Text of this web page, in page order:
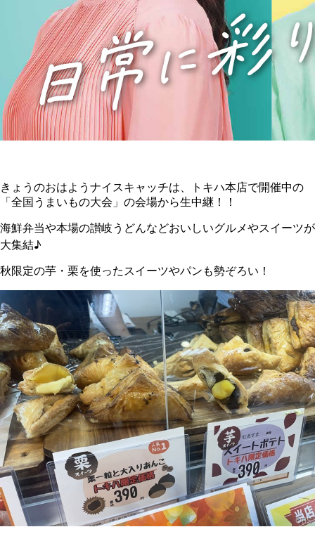
きょうのおはようナイスキャッチは、トキハ本店で開催中の
「全国うまいもの大会」の会場から生中継！！
海鮮弁当や本場の讃岐うどんなどおいしいグルメやスイーツが
大集結♪
秋限定の芋・栗を使ったスイーツやパンも勢ぞろい！